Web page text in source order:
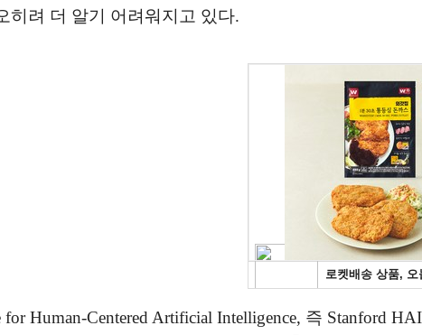
히려 더 알기 어려워지고 있다.
Human-Centered Artificial Intelligence, 즉 Stanford